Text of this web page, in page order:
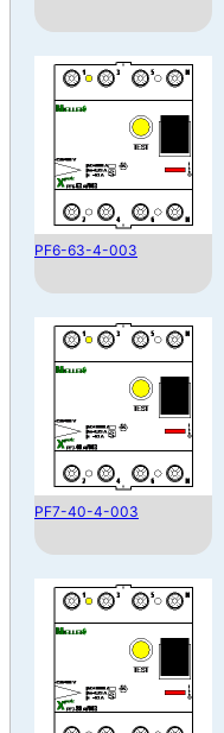
PF6-63-4-003
PF7-40-4-003